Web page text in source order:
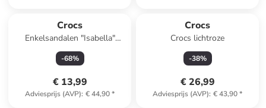
Crocs
Enkelsandalen "Isabella"
zilverkleurig
-68%
€ 13,99
Adviesprijs (AVP): € 44,90*
Crocs
Crocs lichtroze
-38%
€ 26,99
Adviesprijs (AVP): € 43,90*